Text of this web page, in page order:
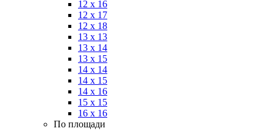
12 x 16
12 x 17
12 x 18
13 x 13
13 x 14
13 x 15
14 x 14
14 x 15
14 x 16
15 x 15
16 x 16
По площади